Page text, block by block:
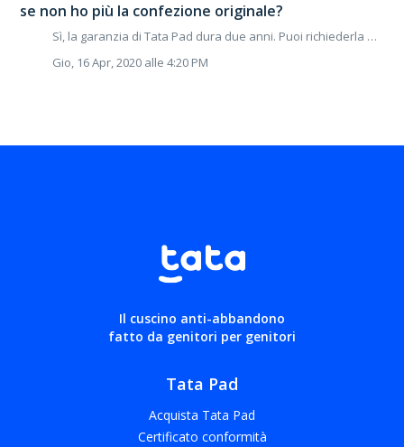
se non ho più la confezione originale?
Sì, la garanzia di Tata Pad dura due anni. Puoi richiederla anche se non sei più in possesso della scatola originale del tuo Tata Pad o del suo libretto di ...
Gio, 16 Apr, 2020 alle 4:20 PM
Il cuscino anti-abbandono
fatto da genitori per genitori
Tata Pad
Acquista Tata Pad
Certificato conformità